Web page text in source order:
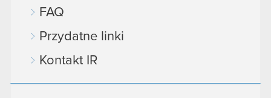
FAQ
Przydatne linki
Kontakt IR